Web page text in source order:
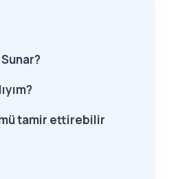
tamir ettirebilir